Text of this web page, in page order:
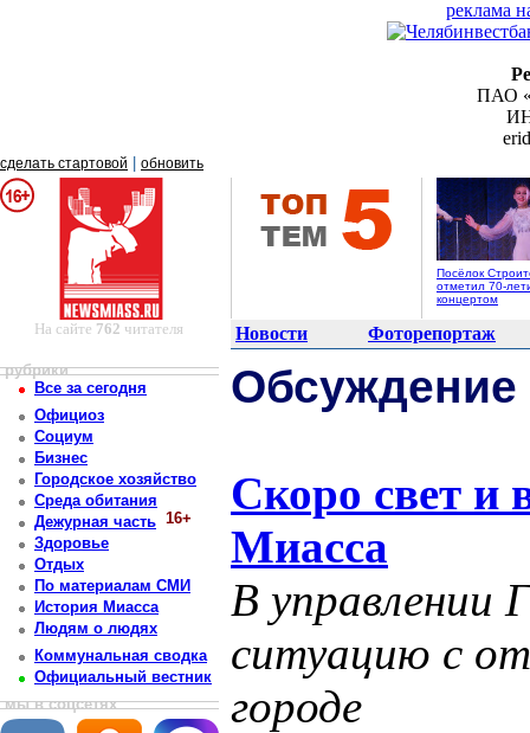
реклама
ПАО
сделать стартовой обновить
Посёлок
отметил 70-
концертом
На сайте 762 читателя Новости Фоторепортаж
рубрики
Все за сегодня
Официоз
Социум
Бизнес
Городское хозяйство
Среда обитания
Дежурная часть 16+
Здоровье
Отдых
По материалам СМИ
История Миасса
Людям о людях
Коммунальная сводка
Официальный вестник
мы в соцсетях
Скоро свет и
Миасса
В управлении
ситуацию с
городе